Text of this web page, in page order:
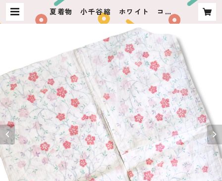
夏着物 小千谷縮 ホワイト コー
ラル枝花 | usagiya ashikaga